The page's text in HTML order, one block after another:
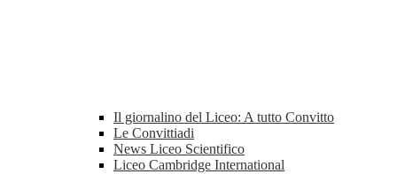
Il giornalino del Liceo: A tutto Convitto
Le Convittiadi
News Liceo Scientifico
Liceo Cambridge International